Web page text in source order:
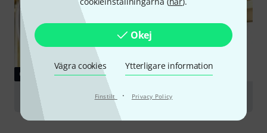
Okej
Vägra cookies Ytterligare information
Finstilt · Privacy Policy
GUIDE
Mouthpieces for brass wind instruments